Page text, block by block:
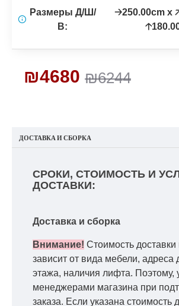
₪6244
₪4680
Размеры Д/Ш/
В:
🡢250.00cm x
ДОСТАВКА И СБОРКА
СРОКИ, СТОИМОСТЬ И
ДОСТАВКИ:
Доставка и сборка
Внимание! Стоимость доставки
зависит от вида мебели, адреса
этажа, наличия лифта. Поэтому,
менеджерами магазина при
заказа. Если указана стоимость